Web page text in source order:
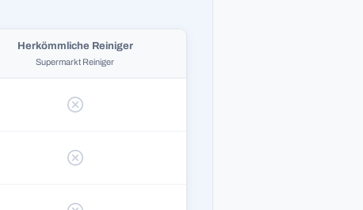
Herkömmliche Reiniger
Supermarkt Reiniger